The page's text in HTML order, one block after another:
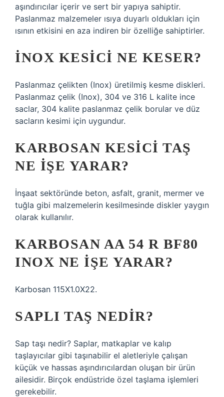
aşındırıcılar içerir ve sert bir yapıya sahiptir.
Paslanmaz malzemeler ısıya duyarlı oldukları için
ısının etkisini en aza indiren bir özelliğe sahiptirler.
İNOX KESICI NE KESER?
Paslanmaz çelikten (Inox) üretilmiş kesme diskleri.
Paslanmaz çelik (Inox), 304 ve 316 L kalite ince
saclar, 304 kalite paslanmaz çelik borular ve düz
sacların kesimi için uygundur.
KARBOSAN KESICI TAŞ
NE IŞE YARAR?
İnşaat sektöründe beton, asfalt, granit, mermer ve
tuğla gibi malzemelerin kesilmesinde diskler yaygın
olarak kullanılır.
KARBOSAN AA 54 R BF80
INOX NE IŞE YARAR?
Karbosan 115X1.0X22.
SAPLI TAŞ NEDIR?
Sap taşı nedir? Saplar, matkaplar ve kalıp
taşlayıcılar gibi taşınabilir el aletleriyle çalışan
küçük ve hassas aşındırıcılardan oluşan bir ürün
ailesidir. Birçok endüstride özel taşlama işlemleri
gerekebilir.